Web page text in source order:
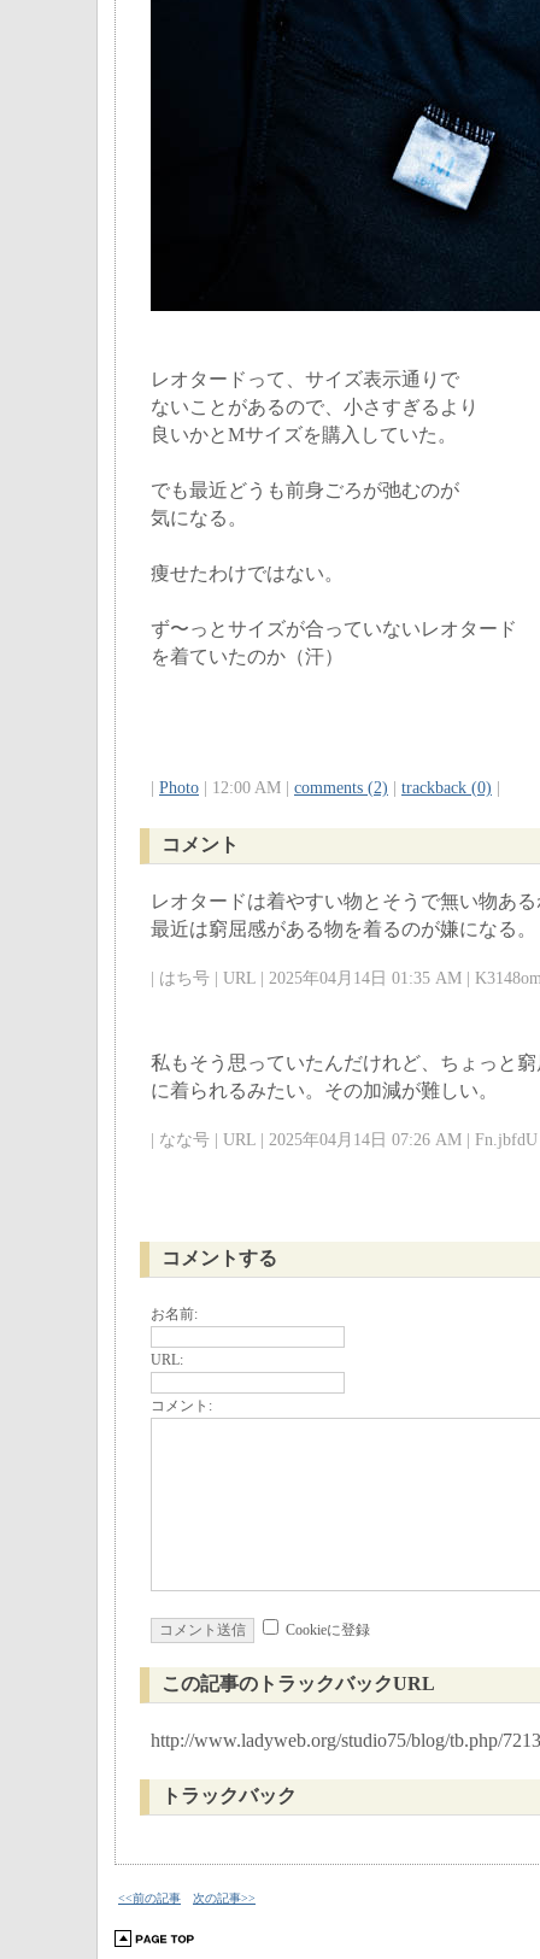
レオタードって、サイズ表示通りで
ないことがあるので、小さすぎるより
良いかとMサイズを購入していた。
でも最近どうも前身ごろが弛むのが
気になる。
痩せたわけではない。
ず〜っとサイズが合っていないレオタード
を着ていたのか（汗）
Photo | 12:00 AM | comments (2) trackback (0)
コメント
レオタードは着やすい物とそうで無い物あ
最近は窮屈感がある物を着るのが嫌になる。
| はち号 | URL | 2025年04月14日 01:35 AM |
私もそう思っていたんだけれど、ちょっと
に着られるみたい。その加減が難しい。
| なな号 | URL | 2025年04月14日 07:26 AM |
コメントする
お名前:
URL:
コメント:
Cookieに登録
この記事のトラックバックURL
http://www.ladyweb.org/studio75/blog/tb.php/7213
トラックバック
<<前の記事 次の記事>>